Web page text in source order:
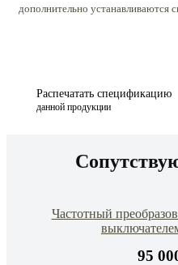
дополнительно устанавливаются
Распечатать спецификацию
данной продукции
Частотный
95